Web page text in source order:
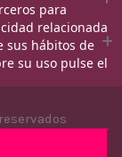
para
relacionada
sus hábitos de
su uso pulse el